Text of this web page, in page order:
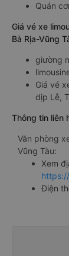
Quán
Giá vé xe
Bà Rịa-Vũng
giường
Giá vé
dịp Lễ,
Thông tin liên
Văn phòng
Vũng Tàu:
Xem
Điện